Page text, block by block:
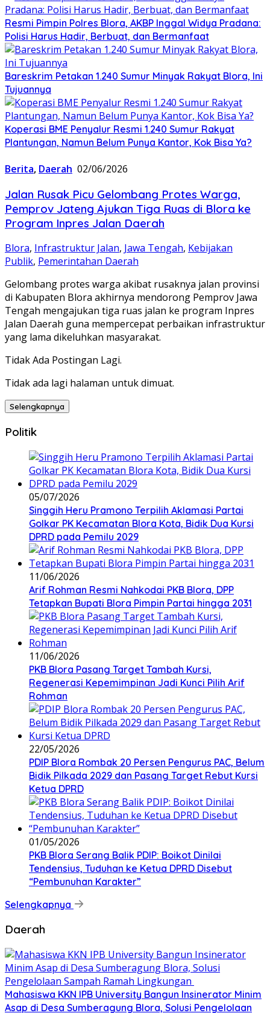
Resmi Pimpin Polres Blora, AKBP Inggal Widya Pradana:
Polisi Harus Hadir, Berbuat, dan Bermanfaat
Bareskrim Petakan 1.240 Sumur Minyak Rakyat Blora, Ini
Tujuannya
Koperasi BME Penyalur Resmi 1.240 Sumur Rakyat
Plantungan, Namun Belum Punya Kantor, Kok Bisa Ya?
Berita, Daerah 02/06/2026
Jalan Rusak Picu Gelombang Protes Warga,
Pemprov Jateng Ajukan Tiga Ruas di Blora ke
Program Inpres Jalan Daerah
Blora, Infrastruktur Jalan, Jawa Tengah, Kebijakan
Publik, Pemerintahan Daerah
Gelombang protes warga akibat rusaknya jalan provinsi
di Kabupaten Blora akhirnya mendorong Pemprov Jawa
Tengah mengajukan tiga ruas jalan ke program Inpres
Jalan Daerah guna mempercepat perbaikan infrastruktur
yang lama dikeluhkan masyarakat.
Tidak Ada Postingan Lagi.
Tidak ada lagi halaman untuk dimuat.
Selengkapnya
Politik
05/07/2026
Singgih Heru Pramono Terpilih Aklamasi Partai
Golkar PK Kecamatan Blora Kota, Bidik Dua Kursi
DPRD pada Pemilu 2029
11/06/2026
Arif Rohman Resmi Nahkodai PKB Blora, DPP
Tetapkan Bupati Blora Pimpin Partai hingga 2031
11/06/2026
PKB Blora Pasang Target Tambah Kursi,
Regenerasi Kepemimpinan Jadi Kunci Pilih Arif
Rohman
22/05/2026
PDIP Blora Rombak 20 Persen Pengurus PAC, Belum
Bidik Pilkada 2029 dan Pasang Target Rebut Kursi
Ketua DPRD
01/05/2026
PKB Blora Serang Balik PDIP: Boikot Dinilai
Tendensius, Tuduhan ke Ketua DPRD Disebut
“Pembunuhan Karakter”
Selengkapnya
Daerah
Mahasiswa KKN IPB University Bangun Insinerator Minim
Asap di Desa Sumberagung Blora, Solusi Pengelolaan